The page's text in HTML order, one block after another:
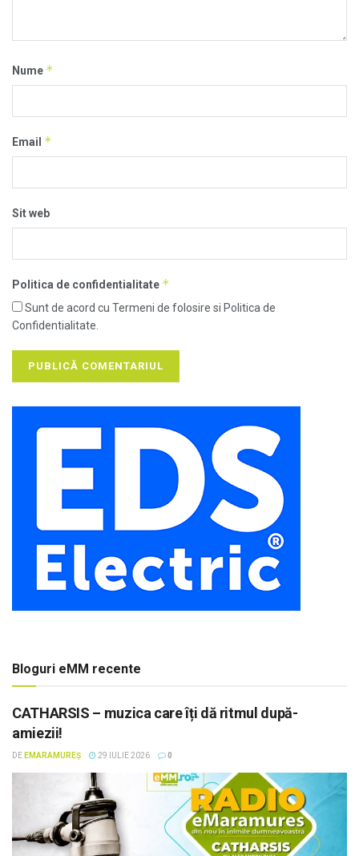
Nume *
Email *
Sit web
Politica de confidentialitate *
Sunt de acord cu Termeni de folosire si Politica de
Confidentialitate.
Bloguri eMM recente
CATHARSIS – muzica care îți dă ritmul după-
amiezii!
DE EMARAMUREȘ 29 IULIE 2026 0